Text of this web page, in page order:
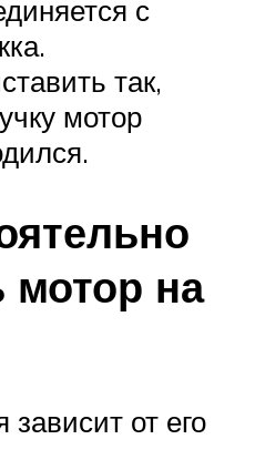
с
так,
мотор
мотор на
от его